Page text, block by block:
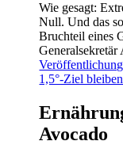
Wie gesagt:
Null. Und das
Bruchteil eines
Generalsekretär
1,5°-Ziel
Avocado